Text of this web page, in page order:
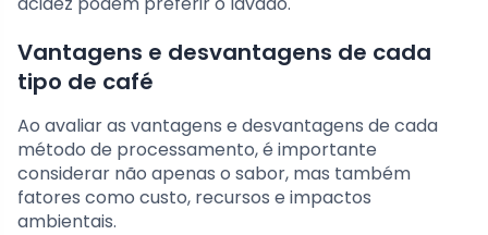
Vantagens e desvantagens de cada
tipo de café
Ao avaliar as vantagens e desvantagens de cada
método de processamento, é importante
considerar não apenas o sabor, mas também
fatores como custo, recursos e impactos
ambientais.